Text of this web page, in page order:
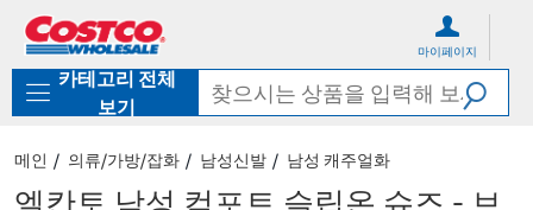
로
기
가
마이페이지
카테고리 전체
보기
메인 의류/가방/잡화 남성신발 남성 캐주얼화